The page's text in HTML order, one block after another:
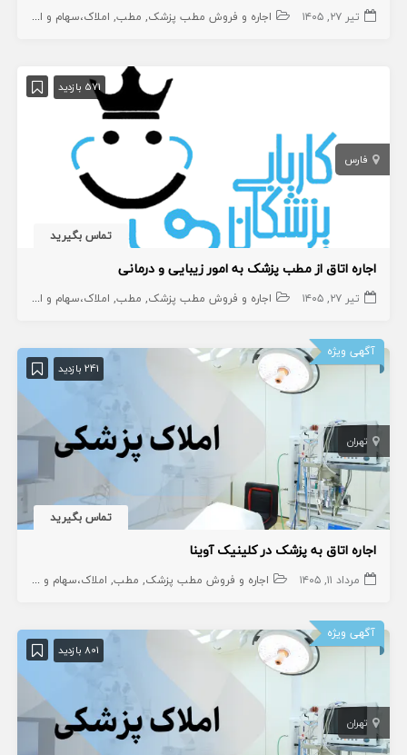
تیر ۲۷, ۱۴۰۵ اجاره و فروش مطب پزشک مطب املاک،سهام و امتیاز
571 بازدید
فارس
تماس بگیرید
اجاره اتاق از مطب پزشک به امور زیبایی و درمانی
تیر ۲۷, ۱۴۰۵ اجاره و فروش مطب پزشک مطب املاک،سهام و امتیاز
آگهی ویژه
241 بازدید
تهران
تماس بگیرید
اجاره اتاق به پزشک در کلینیک آوینا
مرداد ۱۱, ۱۴۰۵ اجاره و فروش مطب پزشک مطب املاک،سهام و امتیاز
آگهی ویژه
801 بازدید
تهران